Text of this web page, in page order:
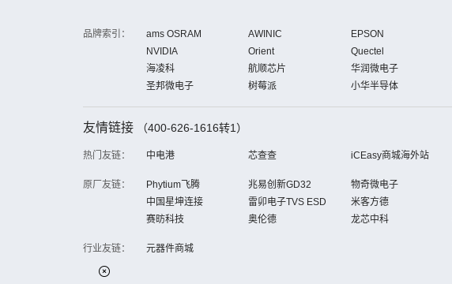
品牌索引： ams OSRAM AWINIC EPSON
NVIDIA
Orient Quectel
海凌科
航顺芯片 华润微电子
圣邦微电子
树莓派 小华半导体
友情链接 （400-626-1616转1）
热门友链： 中电港 芯查查 iCEasy商城海外站
原厂友链： Phytium飞腾 兆易创新GD32 物奇微电子
中国星坤连接
雷卯电子TVS ESD 米客方德
赛昉科技
奥伦德 龙芯中科
行业友链： 元器件商城